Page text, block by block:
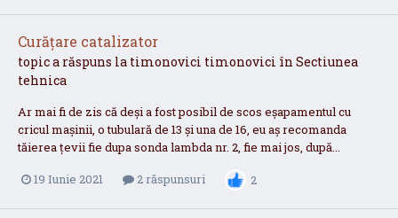
Curățare catalizator
topic a răspuns la timonovici timonovici în Sectiunea
tehnica
Ar mai fi de zis că deși a fost posibil de scos eșapamentul cu
cricul mașinii, o tubulară de 13 și una de 16, eu aș recomanda
tăierea țevii fie dupa sonda lambda nr. 2, fie mai jos, după...
19 Iunie 2021 2 răspunsuri 2